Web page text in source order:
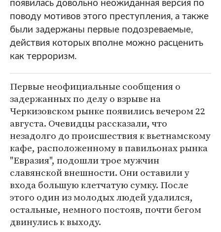
появилась довольно неожиданная версия по
поводу мотивов этого преступления, а также
были задержаны первые подозреваемые,
действия которых вполне можно расценить
как терроризм.
Первые неофициальные сообщения о
задержанных по делу о взрыве на
Черкизовском рынке появились вечером 22
августа. Очевидцы рассказали, что
незадолго до происшествия к вьетнамскому
кафе, расположенному в павильонах рынка
"Евразия", подошли трое мужчин
славянской внешности. Они оставили у
входа большую клетчатую сумку. После
этого один из молодых людей удалился,
остальные, немного постояв, почти бегом
двинулись к выходу.